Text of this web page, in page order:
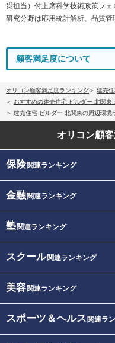
災担当）付上席科学技術政策フェ
研究分野は応用統計解析、品質管
顧客満足度について
オリコン顧客満足度ランキング
建売
おすすめの建売住宅 ビルダー 北関東
建売住宅 ビルダー 北関東の周辺環境
オリコン顧
保険関連ランキング
金融関連ランキング
塾関連ランキング
スクール関連ランキング
美容関連ランキング
スポーツ＆ヘルス 関連ラ